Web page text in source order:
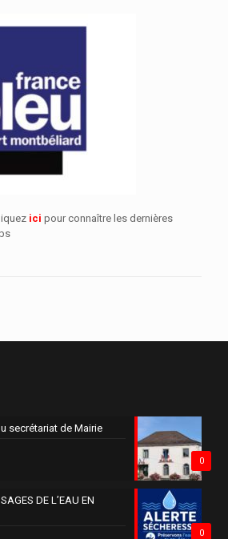
ici pour connaître les dernières
0
secrétariat de Mairie
0
DE L’EAU EN